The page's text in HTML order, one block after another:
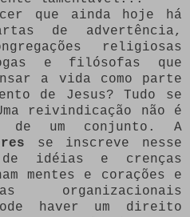
que ainda hoje há
de advertência,
religiosas
e filósofas que
a vida como parte
de Jesus? Tudo se
reivindicação não é
de um conjunto. A
se inscreve nesse
de idéias e crenças
mentes e corações e
organizacionais
haver um direito